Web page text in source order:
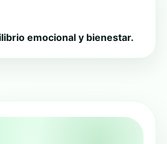
emocional y bienestar.